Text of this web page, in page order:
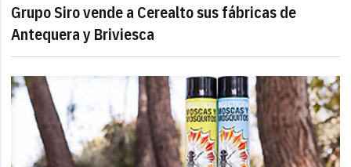
Grupo Siro vende a Cerealto sus fábricas de
Antequera y Briviesca